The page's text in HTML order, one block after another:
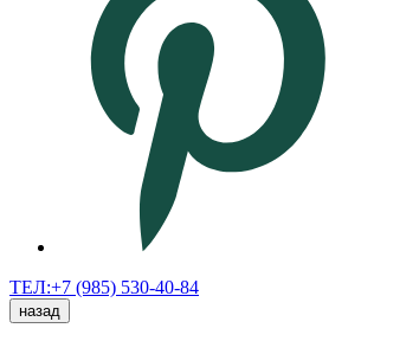
ТЕЛ:+7 (985) 530-40-84
назад